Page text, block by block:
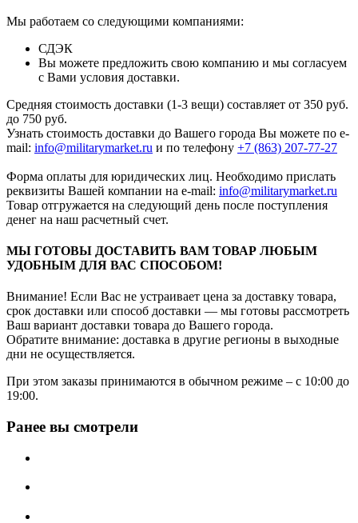
Мы работаем со следующими компаниями:
СДЭК
Вы можете предложить свою компанию и мы согласуем
с Вами условия доставки.
Средняя стоимость доставки (1-3 вещи) составляет от 350 руб.
до 750 руб.
Узнать стоимость доставки до Вашего города Вы можете по e-
mail: info@militarymarket.ru и по телефону +7 (863) 207-77-27
Форма оплаты для юридических лиц. Необходимо прислать
реквизиты Вашей компании на е-mail: info@militarymarket.ru
Товар отгружается на следующий день после поступления
денег на наш расчетный счет.
МЫ ГОТОВЫ ДОСТАВИТЬ ВАМ ТОВАР ЛЮБЫМ
УДОБНЫМ ДЛЯ ВАС СПОСОБОМ!
Внимание! Если Вас не устраивает цена за доставку товара,
срок доставки или способ доставки — мы готовы рассмотреть
Ваш вариант доставки товара до Вашего города.
Обратите внимание: доставка в другие регионы в выходные
дни не осуществляется.
При этом заказы принимаются в обычном режиме – с 10:00 до
19:00.
Ранее вы смотрели